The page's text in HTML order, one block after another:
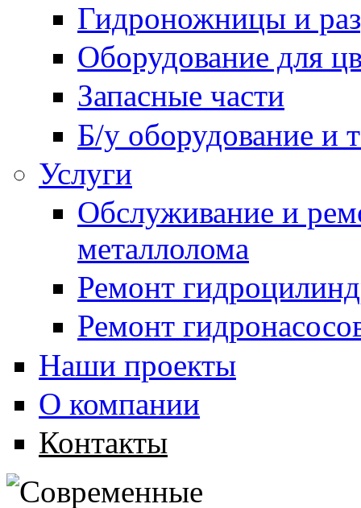
Гидроножницы и
Оборудование для
Запасные части
Б/у оборудование и
Услуги
Обслуживание и
металлолома
Ремонт
Ремонт
Наши проекты
О компании
Контакты